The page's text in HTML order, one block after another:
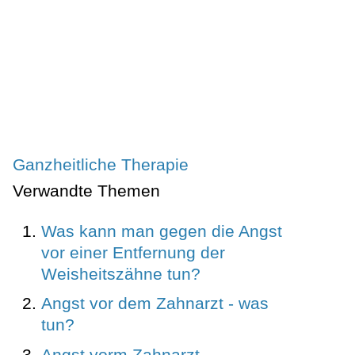
Ganzheitliche Therapie
Verwandte Themen
Was kann man gegen die Angst
vor einer Entfernung der
Weisheitszähne tun?
Angst vor dem Zahnarzt - was
tun?